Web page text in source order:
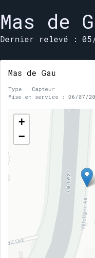
Mas de
Dernier relevé : 05/
Mas de Gau
Type : Capteur
Mise en service : 06/07/
+
−